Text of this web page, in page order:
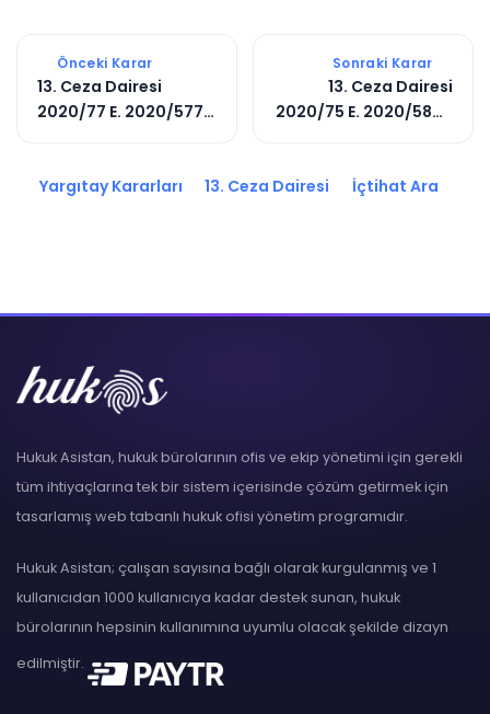
Önceki Karar
13. Ceza Dairesi
2020/77 E. 2020/5776
Sonraki Karar
13. Ceza Dairesi
2020/75 E. 2020/5805
Yargıtay Kararları 13. Ceza Dairesi İçtihat Ara
Hukuk Asistan, hukuk bürolarının ofis ve ekip yönetimi için gerekli
tüm ihtiyaçlarına tek bir sistem içerisinde çözüm getirmek için
tasarlamış web tabanlı hukuk ofisi yönetim programıdır.
Hukuk Asistan; çalışan sayısına bağlı olarak kurgulanmış ve 1
kullanıcıdan 1000 kullanıcıya kadar destek sunan, hukuk
bürolarının hepsinin kullanımına uyumlu olacak şekilde dizayn
edilmiştir.